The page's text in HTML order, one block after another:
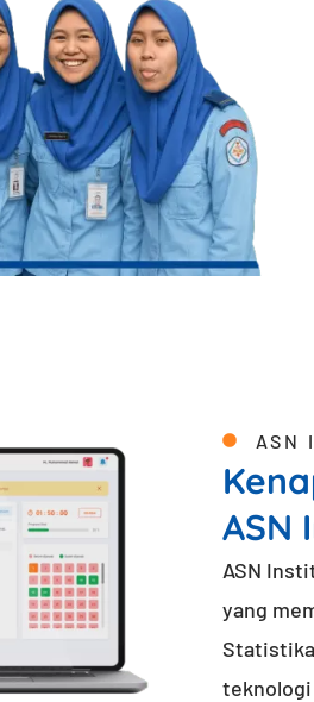
ASN
ASN
ASN
yang
Statistika